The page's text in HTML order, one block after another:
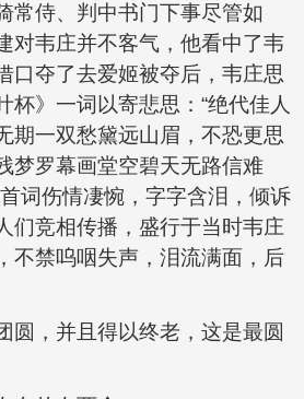
常侍、判中书门下事尽管如
对韦庄并不客气，他看中了韦
口夺了去爱姬被夺后，韦庄思
杯》一词以寄悲思：“绝代佳人
期一双愁黛远山眉，不恐更思
梦罗幕画堂空碧天无路信难
词伤情凄惋，字字含泪，倾诉
们竞相传播，盛行于当时韦庄
不禁呜咽失声，泪流满面，后
，并且得以终老，这是最圆